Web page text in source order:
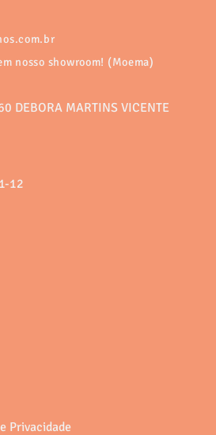
página
nosso showroom! (Moema)
DEBORA MARTINS VICENTE
12
Privacidade